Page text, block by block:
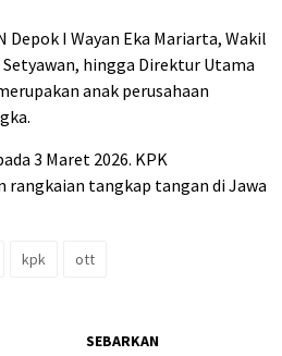
Depok I Wayan Eka Mariarta, Wakil
hingga Direktur Utama
anak perusahaan
3 Maret 2026. KPK
rangkaian tangkap tangan di Jawa
kpk
ott
SEBARKAN